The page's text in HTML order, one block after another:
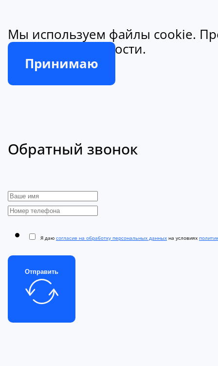
Мы используем файлы cookie.
конфиденциальности.
Принимаю
Обратный звонок
Я даю согласие на обработку персональных данных на условиях
Отправить